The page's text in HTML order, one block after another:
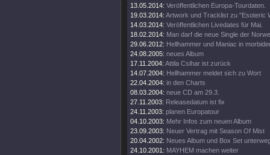
13.05.2014: Veröffentlichen Europa-Tourdaten.
19.03.2014: Artwork und Tracklist zu "Esoteric
14.03.2014: Veröffentlichen Livedates für Mai.
18.02.2014: Man darf die neue Single der
29.06.2012: Hellhammer und Maniac in
24.08.2005: neues Album
17.11.2004: Attila Csihar ist zurück
14.07.2004: Hellhammer meldet sich zu Wort
22.04.2004: in den Charts
08.03.2004: neue CD am 29.3.
27.11.2003: Releasedatum ist fix
24.11.2003: planen Europatour
04.10.2003: Mehr Infos zum neuen Album
23.09.2003: Neuer Vertrag mit Season Of Mist
20.04.2002: Neues Album und Box Set
24.10.2001: MAYHEM machen weiter